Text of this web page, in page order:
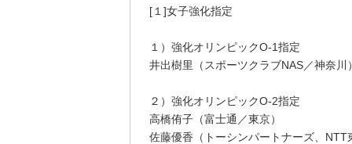
[１]女子強化指定
１）強化オリンピックO-1指定
井出樹里（スポーツクラブNAS／神奈川
２）強化オリンピックO-2指定
高橋侑子（富士通／東京）
佐藤優香（トーシンパートナーズ、